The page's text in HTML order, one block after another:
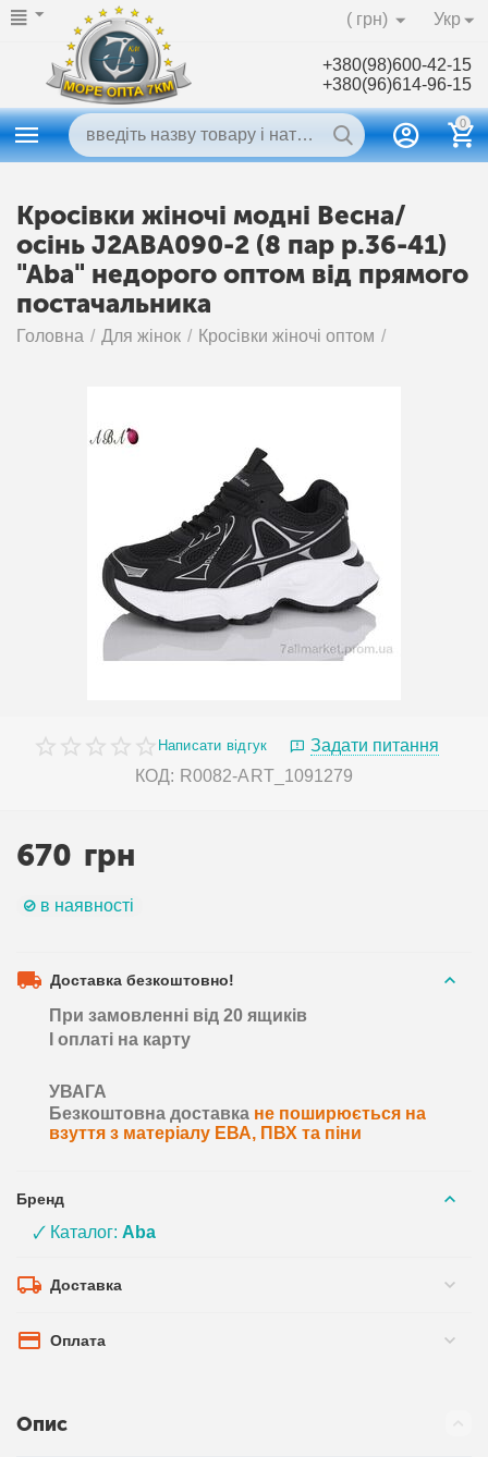
Укр
( грн)
+380(98)600-42-15
+380(96)614-96-15
0
Кросівки жіночі модні Весна/
осінь J2ABA090-2 (8 пар р.36-41)
"Aba" недорого оптом від прямого
постачальника
Головна / Для жінок / Кросівки жіночі оптом /
Написати відгук
Задати питання
КОД: R0082-ART_1091279
670 грн
в наявності
Доставка безкоштовно!
При замовленні від 20 ящиків
І оплаті на карту
УВАГА
Безкоштовна доставка не поширюється на
взуття з матеріалу ЕВА, ПВХ та піни
Бренд
🗸 Каталог:Aba
Доставка
Оплата
Опис